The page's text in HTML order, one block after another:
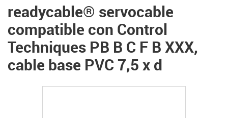
readycable® servocable
compatible con Control
Techniques PB B C F B XXX,
cable base PVC 7,5 x d